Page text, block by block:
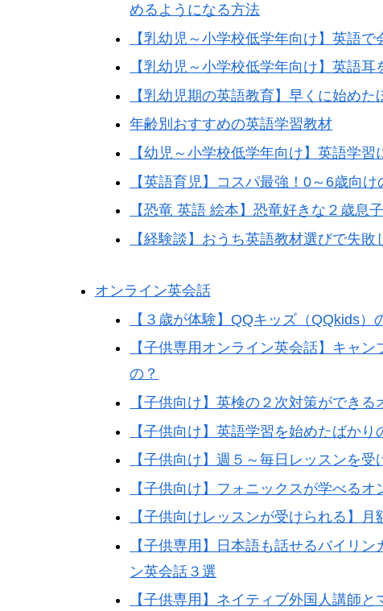
めるようになる方法
【乳幼児～小学校低学年向け】英語
【乳幼児～小学校低学年向け】英語
【乳幼児期の英語教育】早くに始めた
年齢別おすすめの英語学習教材
【幼児～小学校低学年向け】英語学
【英語育児】コスパ最強！0～6歳向
【恐竜 英語 絵本】恐竜好きな２歳息
【経験談】おうち英語教材選びで失
オンライン英会話
【３歳が体験】QQキッズ（QQkids
【子供専用オンライン英会話】キャ
の？
【子供向け】英検の２次対策ができ
【子供向け】英語学習を始めたばか
【子供向け】週５～毎日レッスンを
【子供向け】フォニックスが学べる
【子供向けレッスンが受けられる】
【子供専用】日本語も話せるバイリ
ン英会話３選
【子供専用】ネイティブ外国人講師